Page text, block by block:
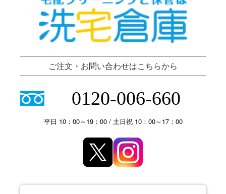
ご注文・お問い合わせはこちらから
0120-006-660
平日 10：00～19：00 / 土日祝 10：00～17：00